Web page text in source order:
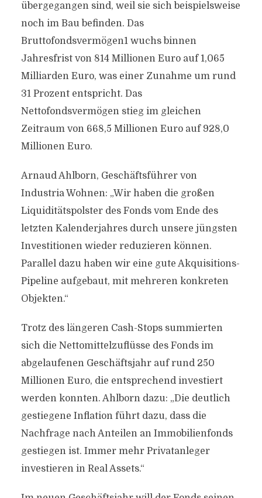
übergegangen sind, weil sie sich beispielsweise
noch im Bau befinden. Das
Bruttofondsvermögen1 wuchs binnen
Jahresfrist von 814 Millionen Euro auf 1,065
Milliarden Euro, was einer Zunahme um rund
31 Prozent entspricht. Das
Nettofondsvermögen stieg im gleichen
Zeitraum von 668,5 Millionen Euro auf 928,0
Millionen Euro.
Arnaud Ahlborn, Geschäftsführer von
Industria Wohnen: „Wir haben die großen
Liquiditätspolster des Fonds vom Ende des
letzten Kalenderjahres durch unsere jüngsten
Investitionen wieder reduzieren können.
Parallel dazu haben wir eine gute Akquisitions-
Pipeline aufgebaut, mit mehreren konkreten
Objekten.“
Trotz des längeren Cash-Stops summierten
sich die Nettomittelzuflüsse des Fonds im
abgelaufenen Geschäftsjahr auf rund 250
Millionen Euro, die entsprechend investiert
werden konnten. Ahlborn dazu: „Die deutlich
gestiegene Inflation führt dazu, dass die
Nachfrage nach Anteilen an Immobilienfonds
gestiegen ist. Immer mehr Privatanleger
investieren in Real Assets.“